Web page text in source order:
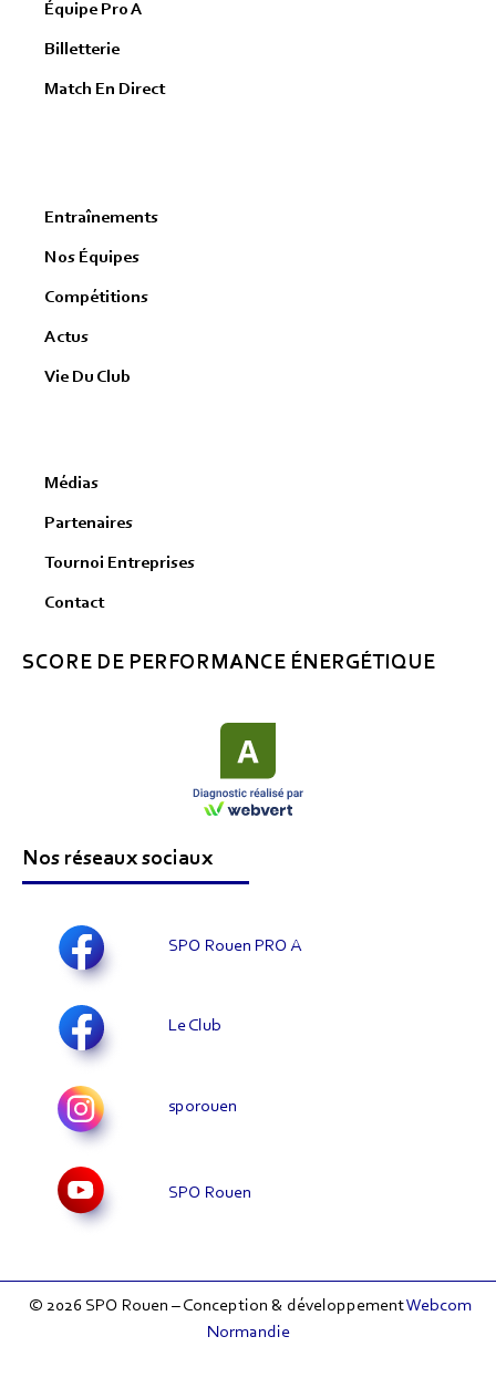
Équipe Pro A
Billetterie
Match En Direct
SCORE DE PERFORMANCE ÉNERGÉTIQUE
Entraînements
Nos Équipes
Compétitions
Actus
Vie Du Club
Médias
Partenaires
Tournoi Entreprises
Contact
Nos réseaux sociaux
SPO Rouen PRO A
Le Club
sporouen
SPO Rouen
© 2026 SPO Rouen – Conception & développementWebcom
Normandie